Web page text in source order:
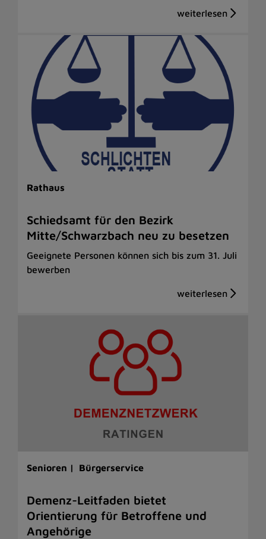
Rathaus
Schiedsamt für den Bezirk
Mitte/Schwarzbach neu zu besetzen
Geeignete Personen können sich bis zum 31. Juli
bewerben
Senioren | Bürgerservice
Demenz-Leitfaden bietet
Orientierung für Betroffene und
Angehörige